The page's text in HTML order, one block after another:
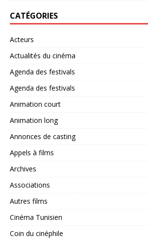
CATÉGORIES
Acteurs
Actualités du cinéma
Agenda des festivals
Agenda des festivals
Animation court
Animation long
Annonces de casting
Appels à films
Archives
Associations
Autres films
Cinéma Tunisien
Coin du cinéphile